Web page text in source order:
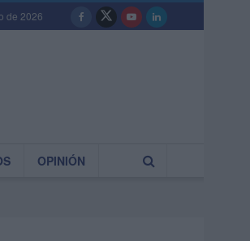
de 2026
OPINIÓN